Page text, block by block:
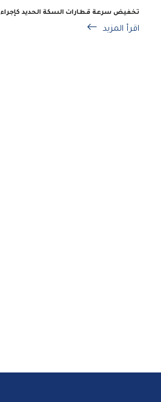
تخفيض سرعة قطارات السكة الحديد كإجراء
اقرأ المزيد